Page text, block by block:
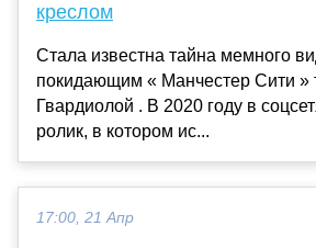
креслом
Стала известна тайна мемного
покидающим « Манчестер Сити »
Гвардиолой . В 2020 году в
ролик, в котором ис...
17:00, 21 Апр